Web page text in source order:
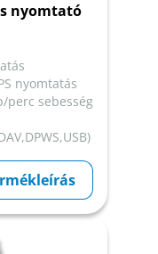
nyomtató
nyomtatás
perc sebesség